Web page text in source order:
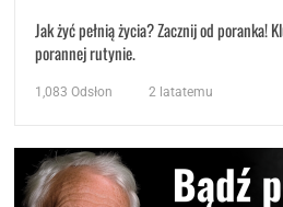
Jak żyć pełnią życia? Zacznij od poranka!
porannej rutynie.
1,083 Odsłon 2 latatemu